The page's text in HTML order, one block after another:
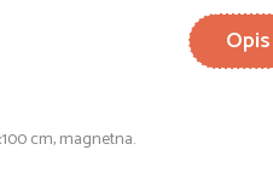
Opis
cm, magnetna.